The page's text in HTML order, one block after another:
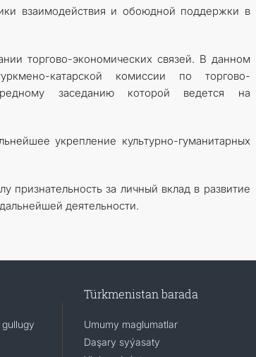
взаимодействия и обоюдной поддержки в
торгово-экономических связей. В данном
катарской комиссии по торгово-
заседанию которой ведется на
укрепление культурно-гуманитарных
признательность за личный вклад в развитие
деятельности.
Türkmenistan barada
Umumy maglumatlar
Daşary syýasaty